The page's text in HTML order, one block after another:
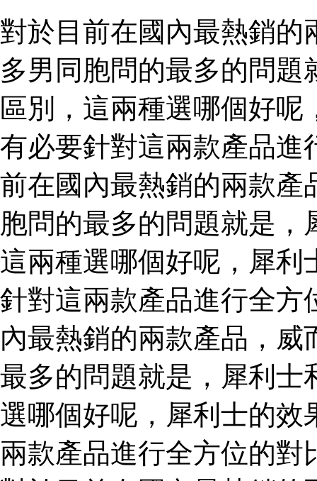
對於目前在國內最熱銷的
多男同胞問的最多的問
區別，這兩種選哪個好呢
有必要針對這兩款產品進
前在國內最熱銷的兩款產
胞問的最多的問題就是
這兩種選哪個好呢，犀利
針對這兩款產品進行全方
內最熱銷的兩款產品，
最多的問題就是，犀利士
選哪個好呢，犀利士的效
兩款產品進行全方位的